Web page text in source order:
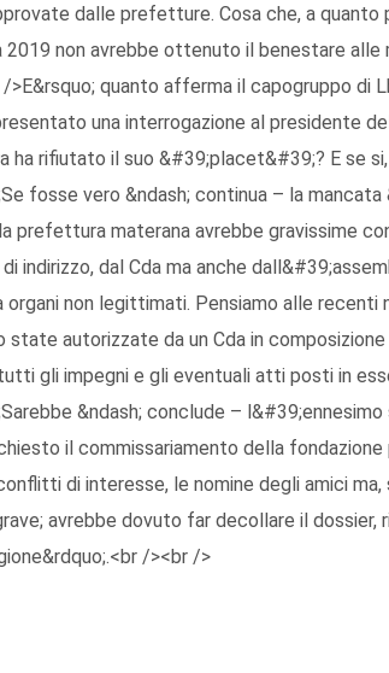
dalle prefetture. Cosa che, a quanto
2019 non avrebbe ottenuto il benestare
>E&rsquo; quanto afferma il capogruppo di
una interrogazione al presidente
ha rifiutato il suo &#39;placet&#39;? E se
fosse vero &ndash; continua – la
prefettura materana avrebbe gravissime
indirizzo, dal Cda ma anche
organi non legittimati. Pensiamo alle
state autorizzate da un Cda in
gli impegni e gli eventuali atti posti in
&ndash; conclude –
il commissariamento della
di interesse, le nomine degli amici
avrebbe dovuto far decollare il dossier,
/><br />